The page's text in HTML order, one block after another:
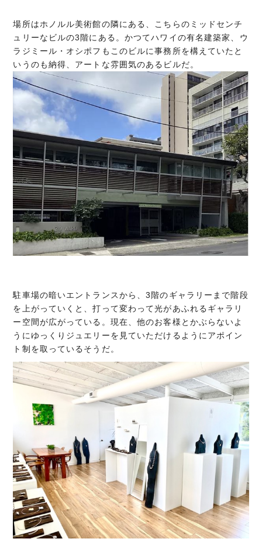
場所はホノルル美術館の隣にある、こちらのミッドセンチ
ュリーなビルの3階にある。かつてハワイの有名建築家、ウ
ラジミール・オシポフもこのビルに事務所を構えていたと
いうのも納得、アートな雰囲気のあるビルだ。
駐車場の暗いエントランスから、3階のギャラリーまで階段
を上がっていくと、打って変わって光があふれるギャラリ
ー空間が広がっている。現在、他のお客様とかぶらないよ
うにゆっくりジュエリーを見ていただけるようにアポイン
ト制を取っているそうだ。